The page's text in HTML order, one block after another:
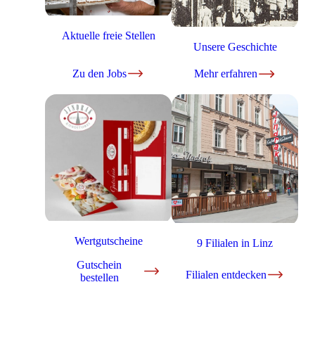
Aktuelle freie Stellen
Zu den Jobs
Unsere Geschichte
Mehr erfahren
Wertgutscheine
Gutschein
bestellen
9 Filialen in Linz
Filialen entdecken